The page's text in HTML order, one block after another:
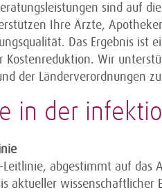
sind auf
Ihre Ärzte,
Das Ergebnis ist
Kostenreduktion. Wir
der Länderverordnungen
in der
abgestimmt auf das
aktueller wissenschaftlicher